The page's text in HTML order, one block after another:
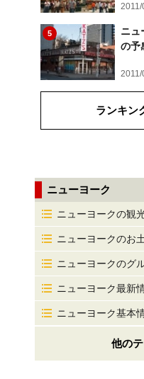
2011/
5
ニュ
の予
2011/
ランキン
ニューヨーク
ニューヨークの観
ニューヨークのお
ニューヨークのグ
ニューヨーク最新
ニューヨーク基本
他の